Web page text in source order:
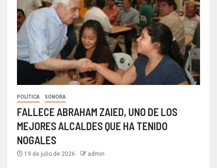
POLÍTICA SONORA
FALLECE ABRAHAM ZAIED, UNO DE LOS
MEJORES ALCALDES QUE HA TENIDO
NOGALES
19 de julio de 2026 admin